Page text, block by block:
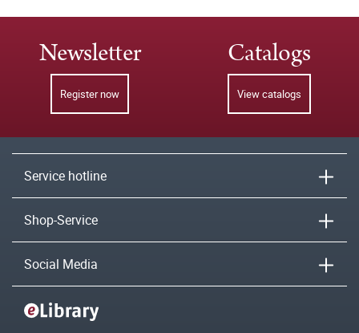
Newsletter
Register now
Catalogs
View catalogs
Service hotline
Shop-Service
Social Media